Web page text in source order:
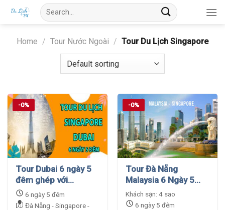
Skip
Search
for:
Home / Tour Nước Ngoài / Tour Du Lịch Singapore
-0%
Tour Dubai 6 ngày 5
đêm ghép với
Singapore khởi hành
từ Đà Nẵng
6 ngày 5 đêm
Đà Nẵng - Singapore -
-0%
Tour Đà Nẵng
Malaysia 6 Ngày 5
Đêm Khởi Hành Từ Đà
Nẵng
Khách sạn: 4 sao
6 ngày 5 đêm